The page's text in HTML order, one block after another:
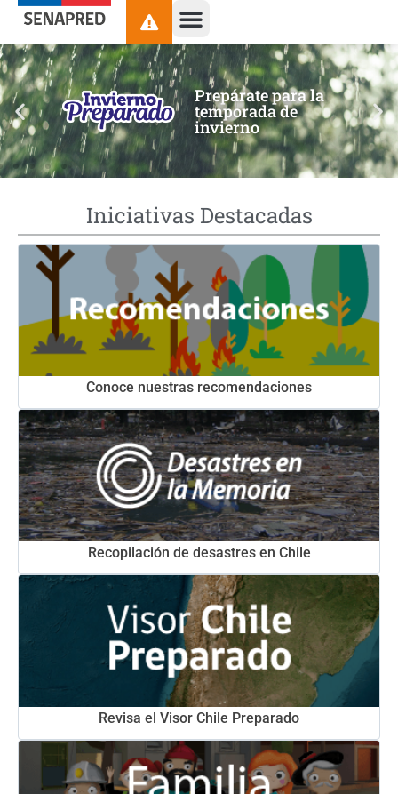
contenido
Prepárate para la
temporada de
invierno
Iniciativas Destacadas
Conoce nuestras recomendaciones
Recopilación de desastres en Chile
Revisa el Visor Chile Preparado